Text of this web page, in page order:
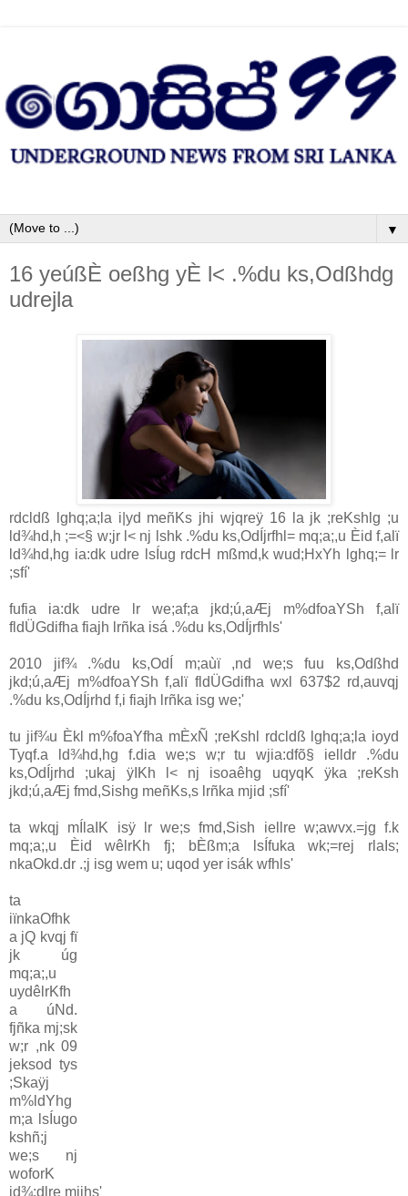
▼
16 yeúßÈ oeßhg yÈ l< .%du ks,Odßhdg
udrejla
rdcldß lghq;a;la i|yd meñKs jhi wjqreÿ 16 la jk ;reKshlg ;u
ld¾hd,h ;=<§ w;jr l< nj lshk .%du ks,OdÍjrfhl= mq;a;,u Èid f,alï
ld¾hd,hg ia:dk udre lsÍug rdcH mßmd,k wud;HxYh lghq;= lr
;sfí'
fufia ia:dk udre lr we;af;a jkd;ú,aÆj m%dfoaYSh f,alï
fldÜGdifha fiajh lrñka isá .%du ks,OdÍjrfhls'
2010 jif¾ .%du ks,OdÍ m;aùï ,nd we;s fuu ks,Odßhd
jkd;ú,aÆj m%dfoaYSh f,alï fldÜGdifha wxl 637$2 rd,auvqj
.%du ks,OdÍjrhd f,i fiajh lrñka isg we;'
tu jif¾u Èkl m%foaYfha mÈxÑ ;reKshl rdcldß lghq;a;la ioyd
Tyqf.a ld¾hd,hg f.dia we;s w;r tu wjia:dfõ§ ielldr .%du
ks,OdÍjrhd ;ukaj ÿIKh l< nj isoaêhg uqyqK ÿka ;reKsh
jkd;ú,aÆj fmd,Sishg meñKs,s lrñka mjid ;sfí'
ta wkqj mÍlaIK isÿ lr we;s fmd,Sish iellre w;awvx.=jg f.k
mq;a;,u Èid wêlrKh fj; bÈßm;a lsÍfuka wk;=rej rlaIs;
nkaOkd.dr .;j isg wem u; uqod yer isák wfhls'
ta
iïnkaOfhk
a jQ kvqj fï
jk úg
mq;a;,u
uydêlrKfh
a úNd.
fjñka mj;sk
w;r ,nk 09
jeksod tys
;Skaÿj
m%ldYhg
m;a lsÍugo
kshñ;j
we;s nj
woforK
jd¾;dlre mjihs'